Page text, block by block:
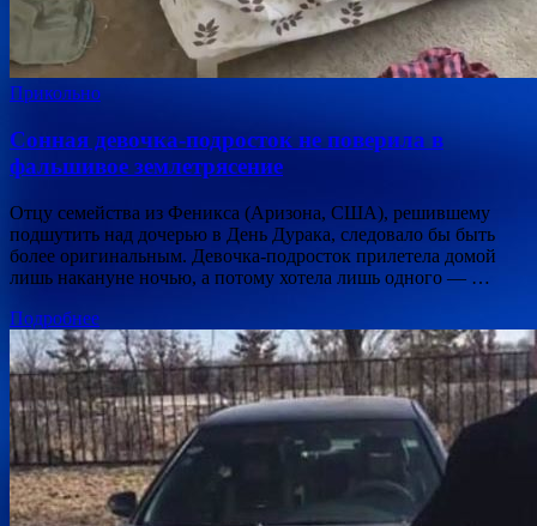
Прикольно
Сонная девочка-подросток не поверила в
фальшивое землетрясение
Отцу семейства из Феникса (Аризона, США), решившему
подшутить над дочерью в День Дурака, следовало бы быть
более оригинальным. Девочка-подросток прилетела домой
лишь накануне ночью, а потому хотела лишь одного — …
Подробнее